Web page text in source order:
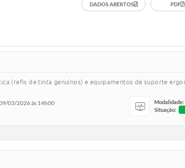
DADOS ABERTOS PDF
(refis de tinta genuínos) e equipamentos de suporte
03/2026 às 14h00 Modalidade:
Situação: